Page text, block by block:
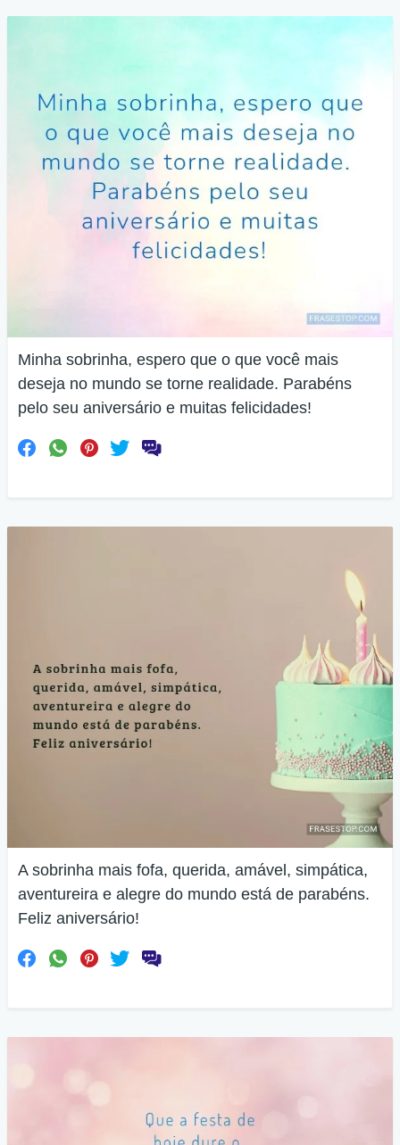
Minha sobrinha, espero que o que você mais
deseja no mundo se torne realidade. Parabéns
pelo seu aniversário e muitas felicidades!
A sobrinha mais fofa, querida, amável, simpática,
aventureira e alegre do mundo está de parabéns.
Feliz aniversário!